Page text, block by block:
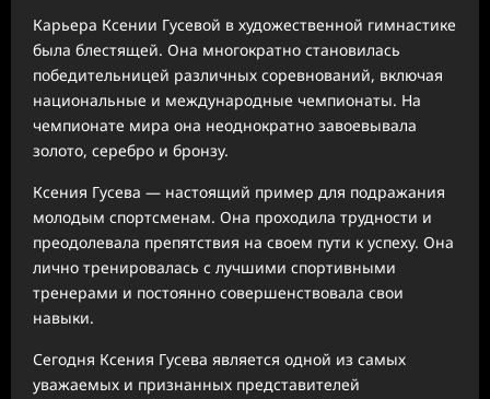
Карьера Ксении Гусевой в художественной гимнастике
была блестящей. Она многократно становилась
победительницей различных соревнований, включая
национальные и международные чемпионаты. На
чемпионате мира она неоднократно завоевывала
золото, серебро и бронзу.
Ксения Гусева — настоящий пример для подражания
молодым спортсменам. Она проходила трудности и
преодолевала препятствия на своем пути к успеху. Она
лично тренировалась с лучшими спортивными
тренерами и постоянно совершенствовала свои
навыки.
Сегодня Ксения Гусева является одной из самых
уважаемых и признанных представителей